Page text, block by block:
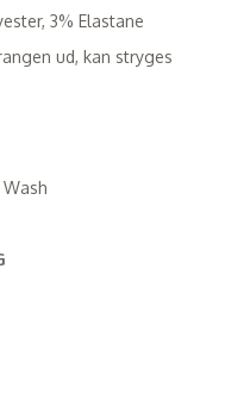
3% Elastane
ud, kan stryges